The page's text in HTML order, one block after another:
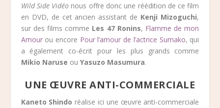
Wild Side Vidéo nous offre donc une réédition de ce film
en DVD, de cet ancien assistant de Kenji Mizoguchi,
sur des films comme Les 47 Ronins, Flamme de mon
Amourou encore Pour l’amour de l’actrice Sumako, qui
a également co-écrit pour les plus grands comme
Mikio Naruse ou Yasuzo Masumura.
UNE ŒUVRE ANTI-COMMERCIALE
Kaneto Shindo réalise ici une œuvre anti-commerciale